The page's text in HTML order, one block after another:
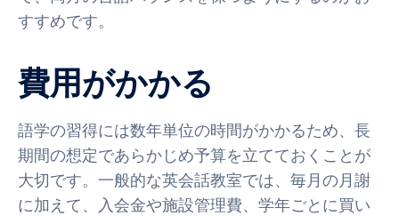
すすめです。
費用がかかる
語学の習得には数年単位の時間がかかるため、長
期間の想定であらかじめ予算を立てておくことが
大切です。一般的な英会話教室では、毎月の月謝
に加えて、入会金や施設管理費、学年ごとに買い